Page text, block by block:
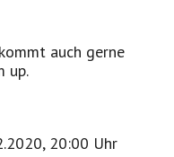
auch gerne
up.
20:00 Uhr